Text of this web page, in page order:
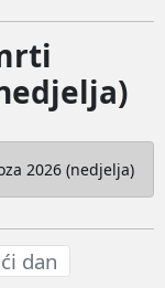
2026 (nedjelja)
dan